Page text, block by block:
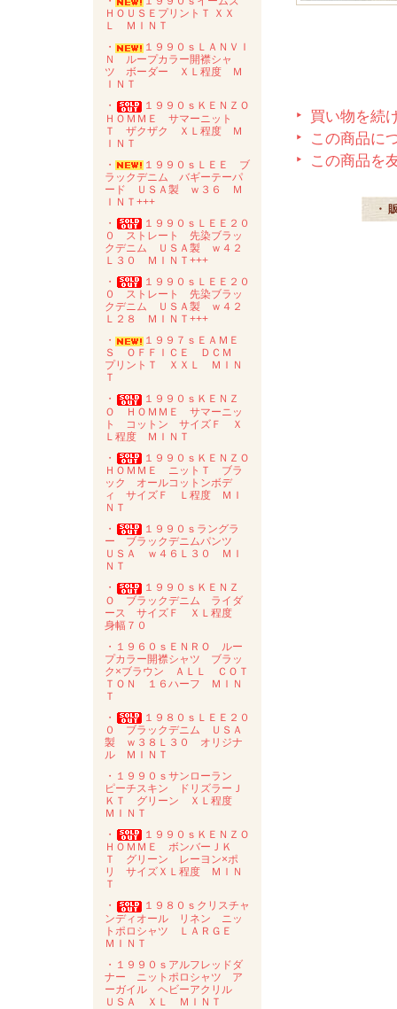
ＨＯＵＳＥプリントＴ ＸＸ
Ｌ ＭＩＮＴ
・
１９９０ｓＬＡＮＶＩ
Ｎ ループカラー開襟シャ
ツ ボーダー ＸＬ程度 Ｍ
ＩＮＴ
・
１９９０ｓＫＥＮＺＯ
ＨＯＭＭＥ サマーニット
Ｔ ザクザク ＸＬ程度 Ｍ
ＩＮＴ
・
１９９０ｓＬＥＥ ブ
ラックデニム バギーテーパ
ード ＵＳＡ製 ｗ３６ Ｍ
ＩＮＴ+++
・
１９９０ｓＬＥＥ２０
０ ストレート 先染ブラッ
クデニム ＵＳＡ製 ｗ４２
Ｌ３０ ＭＩＮＴ+++
・
１９９０ｓＬＥＥ２０
０ ストレート 先染ブラッ
クデニム ＵＳＡ製 ｗ４２
Ｌ２８ ＭＩＮＴ+++
・
１９９７ｓＥＡＭＥ
Ｓ ＯＦＦＩＣＥ ＤＣＭ
プリントＴ ＸＸＬ ＭＩＮ
Ｔ
・
１９９０ｓＫＥＮＺ
Ｏ ＨＯＭＭＥ サマーニッ
ト コットン サイズＦ Ｘ
Ｌ程度 ＭＩＮＴ
・
１９９０ｓＫＥＮＺＯ
ＨＯＭＭＥ ニットＴ ブラ
ック オールコットンボデ
ィ サイズＦ Ｌ程度 ＭＩ
ＮＴ
・
１９９０ｓラングラ
ー ブラックデニムパンツ
ＵＳＡ ｗ４６Ｌ３０ ＭＩ
ＮＴ
・
１９９０ｓＫＥＮＺ
Ｏ ブラックデニム ライダ
ース サイズＦ ＸＬ程度
身幅７０
・１９６０ｓＥＮＲＯ ルー
プカラー開襟シャツ ブラッ
ク×ブラウン ＡＬＬ ＣＯＴ
ＴＯＮ １６ハーフ ＭＩＮ
Ｔ
・
１９８０ｓＬＥＥ２０
０ ブラックデニム ＵＳＡ
製 ｗ３８Ｌ３０ オリジナ
ル ＭＩＮＴ
・１９９０ｓサンローラン
ピーチスキン ドリズラーＪ
ＫＴ グリーン ＸＬ程度
ＭＩＮＴ
・
１９９０ｓＫＥＮＺＯ
ＨＯＭＭＥ ボンバーＪＫ
Ｔ グリーン レーヨン×ポ
リ サイズＸＬ程度 ＭＩＮ
Ｔ
・
１９８０ｓクリスチャ
ンディオール リネン ニッ
トポロシャツ ＬＡＲＧＥ
ＭＩＮＴ
・１９９０ｓアルフレッドダ
ナー ニットポロシャツ ア
ーガイル ヘビーアクリル
ＵＳＡ ＸＬ ＭＩＮＴ
買い物を続
この商品に
この商品を
・